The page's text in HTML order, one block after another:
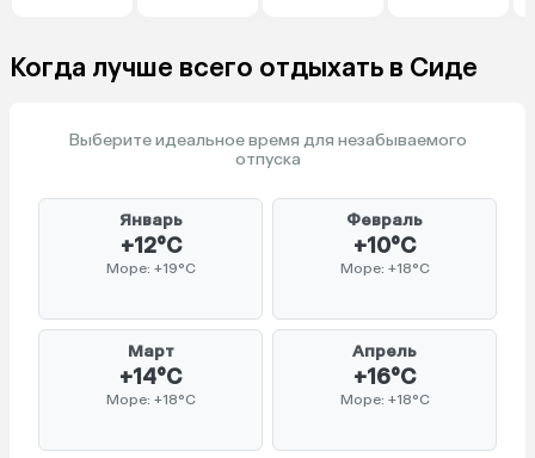
Когда лучше всего отдыхать в Сиде
Выберите идеальное время для незабываемого
отпуска
Январь
+12°C
Море: +19°C
Февраль
+10°C
Море: +18°C
Март
+14°C
Море: +18°C
Апрель
+16°C
Море: +18°C